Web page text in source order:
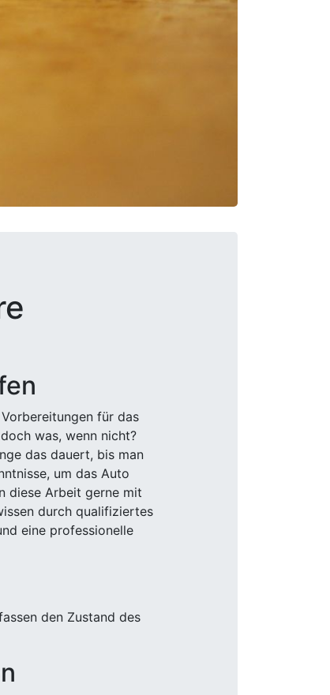
für das
was, wenn nicht?
das dauert, bis man
um das Auto
diese Arbeit gerne mit
durch qualifiziertes
eine professionelle
den Zustand des